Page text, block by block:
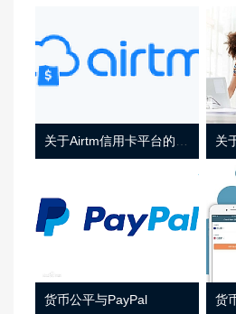
货币公平与PayPal 货